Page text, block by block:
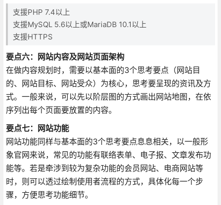
支援PHP 7.4以上
支援MySQL 5.6以上或MariaDB 10.1以上
支援HTTPS
要点六：网站内容及网站页面架构
在做内容规划时，需要以基本面的3个思考要点（网站目
的、网站目标、网站受众）为核心，思考要呈现的资讯及方
式。一般来说，可以先以阶层图的方式画出网站地图，在依
序列出每个页面要放置的内容。
要点七：网站功能
网站功能同样与基本面的3个思考要点息息相关，以一般形
象官网来说，常见的功能有联络表单、电子报、文章发布功
能等。若是牵涉到较为复杂功能的会员网站、电商网站等
时，则可以透过绘制使用者流程的方式，具体化每一个步
骤，方便思考功能细节。